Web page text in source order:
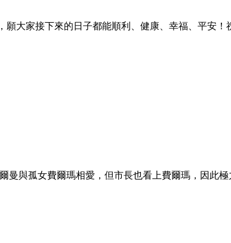
願大家接下來的日子都能順利、健康、幸福、平安
曼與孤女費爾瑪相愛，但市長也看上費爾瑪，因